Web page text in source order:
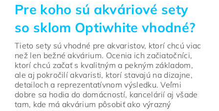
Pre koho sú akváriové sety
so sklom Optiwhite vhodné?
Tieto sety sú vhodné pre akvaristov, ktorí chcú viac
než len bežné akvárium. Ocenia ich začiatočníci,
ktorí chcú začať s kvalitným a pekným základom,
ale aj pokročilí akvaristi, ktorí stavajú na dizajne,
detailoch a reprezentatívnom výsledku. Veľmi
dobre sa hodia do domácností, kancelárií aj všade
tam, kde má akvárium pôsobiť ako výrazný